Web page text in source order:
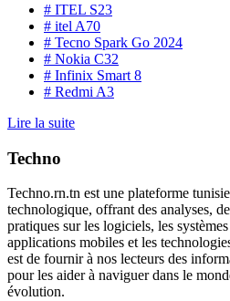
# ITEL S23
# itel A70
# Tecno Spark Go 2024
# Nokia C32
# Infinix Smart 8
# Redmi A3
Lire la suite
Techno
Techno.rn.tn est une plateforme
technologique, offrant des analyses,
pratiques sur les logiciels, les
applications mobiles et les
est de fournir à nos lecteurs des
pour les aider à naviguer dans le
évolution.